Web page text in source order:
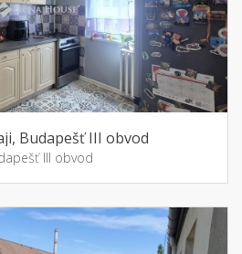
Budapešť III obvod
III obvod